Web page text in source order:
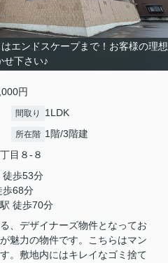
エンドスケープまで！お客様の理想
せ下さい♪
円
間取り 1LDK
所在階 1階/3階建
目８-８
徒歩53分
歩68分
駅 徒歩70分
、デザイナーズ物件となってお
魅力の物件です。こちらはマン
。敷地内にはキレイなゴミ捨て